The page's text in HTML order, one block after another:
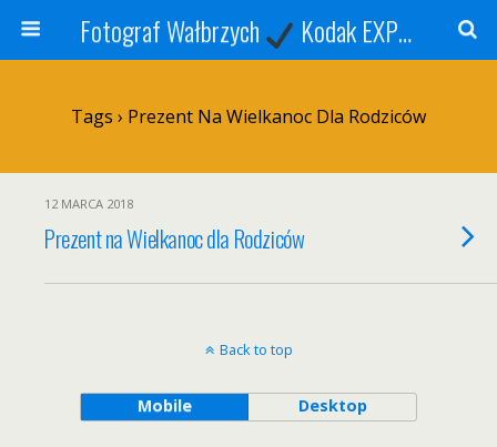
Fotograf Wałbrzych Kodak EXPRESS
Tags › Prezent Na Wielkanoc Dla Rodziców
12 MARCA 2018
Prezent na Wielkanoc dla Rodziców
Back to top
Mobile Desktop